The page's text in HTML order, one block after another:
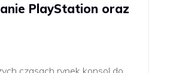
PlayStation oraz
czasach rynek konsol do